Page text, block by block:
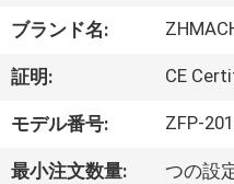
私
達
に
つ
ブランド名:
証明: CE
モデル番号: ZFP-
最小注文数量: つの設